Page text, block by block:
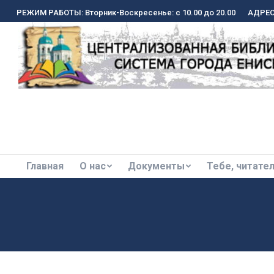
РЕЖИМ РАБОТЫ: Вторник-Воскресенье: с 10.00 до 20.00
Главная О нас Документы Тебе,
РЕЖИМ РАБОТЫ: Вторник-Воскресенье: с 10.00 до 20.00
Главная О нас Документы Тебе,